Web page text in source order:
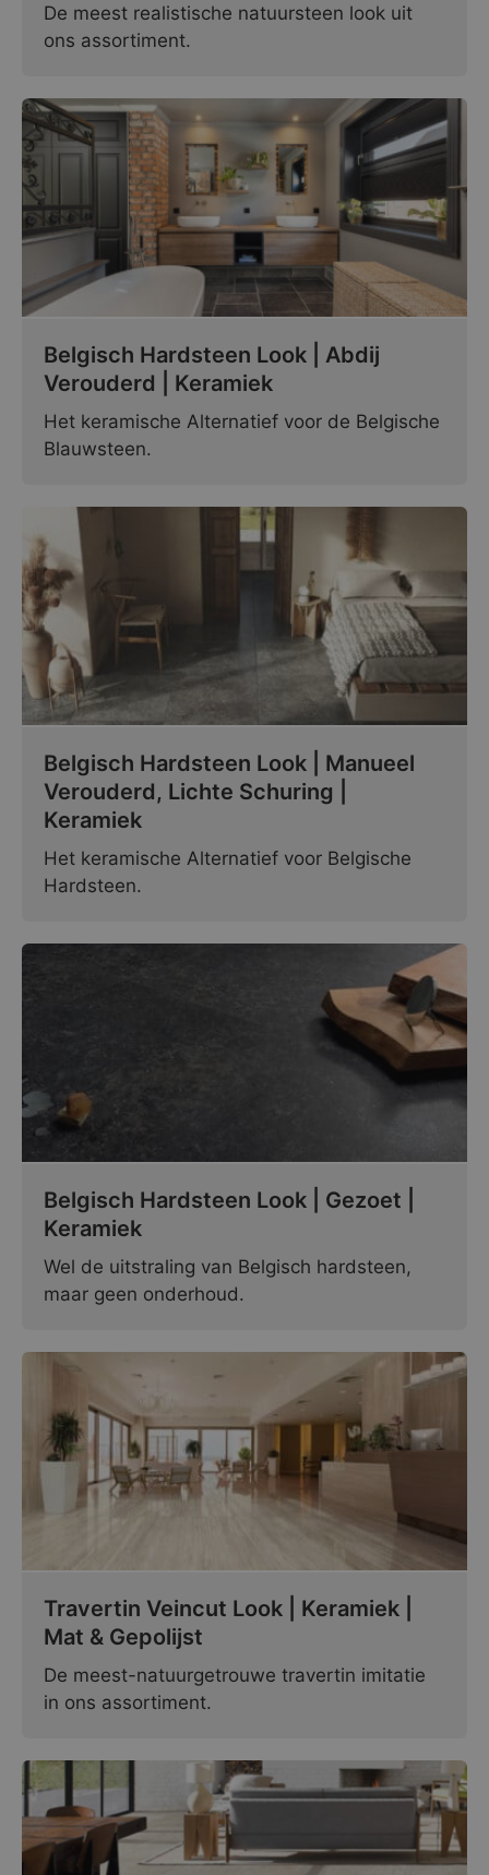
De meest realistische natuursteen look uit
ons assortiment.
Belgisch Hardsteen Look | Abdij
Verouderd | Keramiek
Het keramische Alternatief voor de Belgische
Blauwsteen.
Belgisch Hardsteen Look | Manueel
Verouderd, Lichte Schuring |
Keramiek
Het keramische Alternatief voor Belgische
Hardsteen.
Belgisch Hardsteen Look | Gezoet |
Keramiek
Wel de uitstraling van Belgisch hardsteen,
maar geen onderhoud.
Travertin Veincut Look | Keramiek |
Mat & Gepolijst
De meest-natuurgetrouwe travertin imitatie
in ons assortiment.